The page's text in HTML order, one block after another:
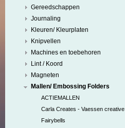
Gereedschappen
Journaling
Kleuren/ Kleurplaten
Knipvellen
Machines en toebehoren
Lint / Koord
Magneten
Mallen/ Embossing Folders
ACTIEMALLEN
Carla Creates - Vaessen creative
Fairybells